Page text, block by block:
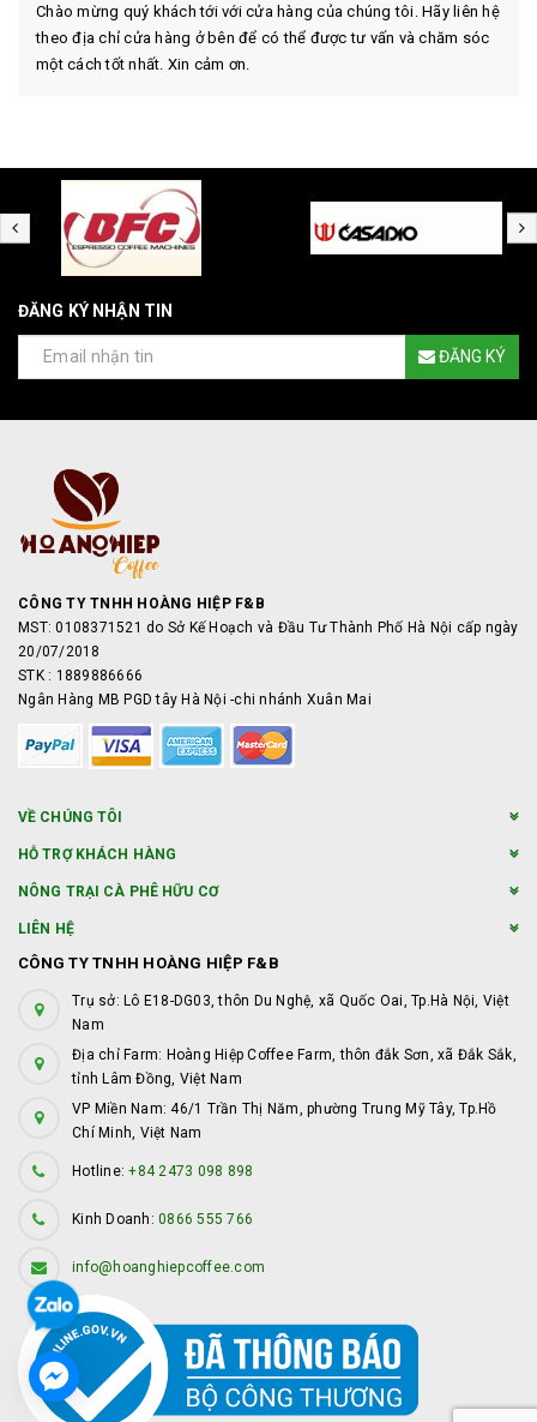
Chào mừng quý khách tới với cửa hàng của chúng tôi. Hãy liên hệ
theo địa chỉ cửa hàng ở bên để có thể được tư vấn và chăm sóc
một cách tốt nhất. Xin cảm ơn.
ĐĂNG KÝ NHẬN TIN
ĐĂNG KÝ
CÔNG TY TNHH HOÀNG HIỆP F&B
MST: 0108371521 do Sở Kế Hoạch và Đầu Tư Thành Phố Hà Nội cấp ngày
20/07/2018
STK : 1889886666
Ngân Hàng MB PGD tây Hà Nội -chi nhánh Xuân Mai
VỀ CHÚNG TÔI
HỖ TRỢ KHÁCH HÀNG
NÔNG TRẠI CÀ PHÊ HỮU CƠ
LIÊN HỆ
CÔNG TY TNHH HOÀNG HIỆP F&B
Trụ sở: Lô E18-DG03, thôn Du Nghệ, xã Quốc Oai, Tp.Hà Nội, Việt
Nam
Địa chỉ Farm: Hoàng Hiệp Coffee Farm, thôn đắk Sơn, xã Đắk Sắk,
tỉnh Lâm Đồng, Việt Nam
VP Miền Nam: 46/1 Trần Thị Năm, phường Trung Mỹ Tây, Tp.Hồ
Chí Minh, Việt Nam
Hotline:+84 2473 098 898
Kinh Doanh: 0866 555 766
info@hoanghiepcoffee.com